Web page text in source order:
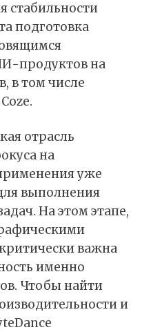
стабильности
подготовка
продуктов на
в том числе
отрасль
на
уже
выполнения
На этом этапе,
важна
именно
Чтобы найти
и